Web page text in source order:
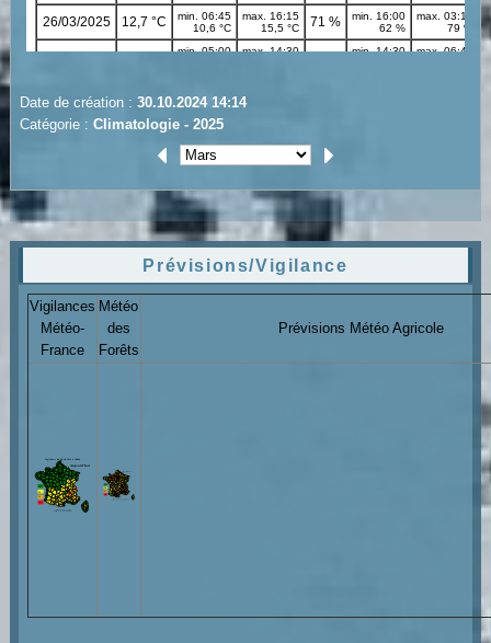
Date de création : 30.10.2024 14:14
Catégorie : Climatologie - 2025
Prévisions/Vigilance
Vigilances
Météo-
France
Météo
des
Forêts
Prévisions Météo Agricole